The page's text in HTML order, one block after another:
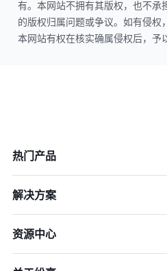
有。本网站不拥有其版权，也不承
的版权归属问题或争议。如有侵权
本网站有权在核实确属侵权后，予
热门产品
解决方案
资源中心